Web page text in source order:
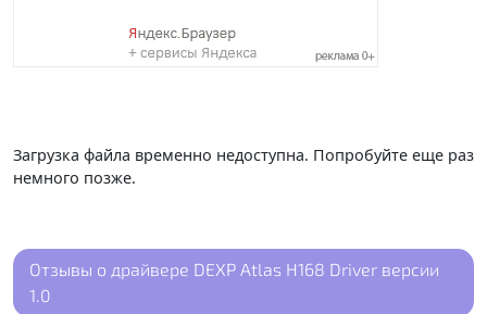
Загрузка файла временно недоступна. Попробуйте еще раз
немного позже.
Отзывы о драйвере DEXP Atlas H168 Driver версии
1.0